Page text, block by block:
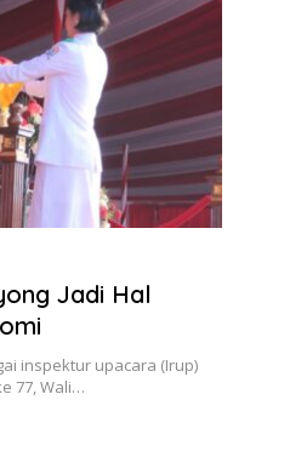
Jadi Hal
inspektur upacara (Irup)
77, Wali…